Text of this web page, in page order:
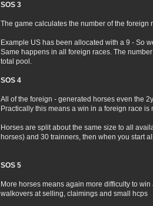
SOS 3
The game calculates the number of the foreign
Example US has been allocated with a 9 - So
Same happens in all foreign races. The
total pool.
SOS 4
All of the foreign - generated horses even the
Practically this means a win in a foreign race is
Horses are split about the same size to all
horses) and 30 trainners, then when you start
SOS 5
More horses means again more difficulty to
walkovers at selling, claimings and small hcps